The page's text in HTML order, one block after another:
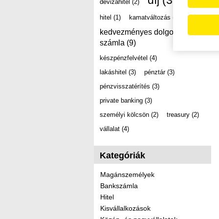
devizahitel (2)
hitel (1) kamatváltozás (2)
kedvezményes dolgozói
számla (9)
készpénzfelvétel (4)
lakáshitel (3) pénztár (3)
pénzvisszatérítés (3)
private banking (3)
személyi kölcsön (2) treasury (2)
vállalat (4)
Kategóriák
Magánszemélyek
Bankszámla
Hitel
Kisvállalkozások